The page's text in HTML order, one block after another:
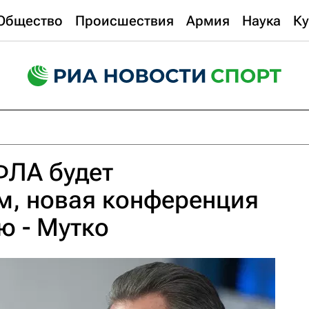
Происшествия Армия Наука
будет
новая конференция
- Мутко